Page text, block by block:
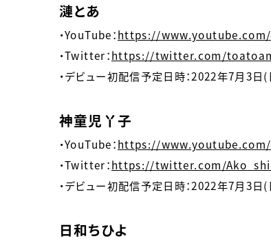
漣とあ
・YouTube：https://www.youtube.com/
・Twitter：https://twitter.com/
・デビュー初配信予定日時：2022年7月3
神童児丫子
・YouTube：https://www.youtube.com/
・Twitter：https://twitter.com/
・デビュー初配信予定日時：2022年7月3
日和ちひよ